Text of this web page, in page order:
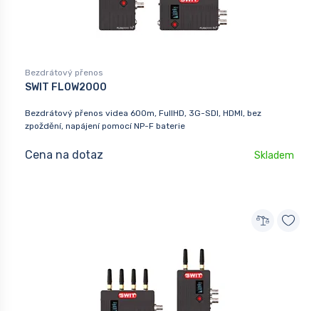
Bezdrátový přenos
SWIT FLOW2000
Bezdrátový přenos videa 600m, FullHD, 3G-SDI, HDMI, bez
zpoždění, napájení pomocí NP-F baterie
Cena na dotaz Skladem